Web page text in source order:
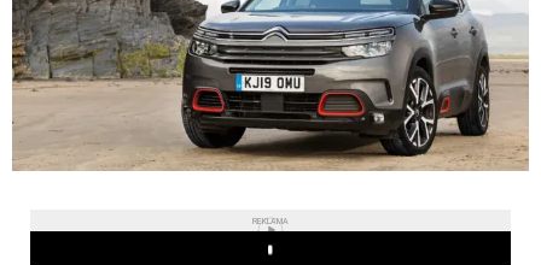
REKLAMA
Play